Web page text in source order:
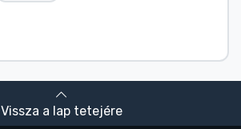
Vissza a lap tetejére